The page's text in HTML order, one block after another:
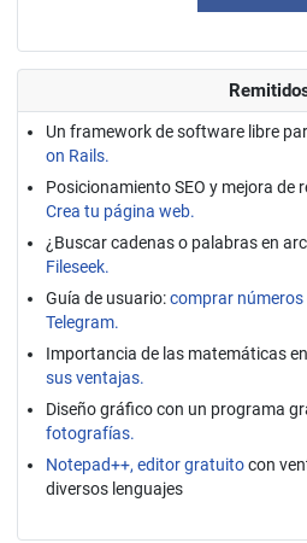
Un framework de software libre
on Rails.
Posicionamiento SEO y mejora de
Crea tu página web.
¿Buscar cadenas o palabras en
Fileseek.
Guía de usuario:comprar
Telegram.
Importancia de las matemáticas
sus ventajas.
Diseño gráfico con un programa
fotografías.
Notepad++, editor gratuitocon
diversos lenguajes